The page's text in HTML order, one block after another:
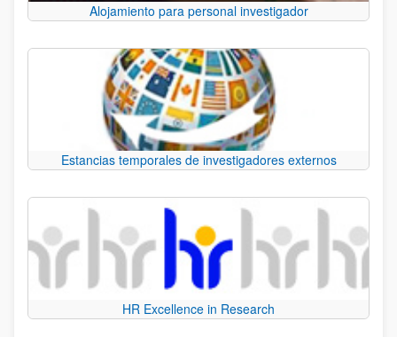
Alojamiento para personal investigador
Estancias temporales de investigadores externos
HR Excellence in Research